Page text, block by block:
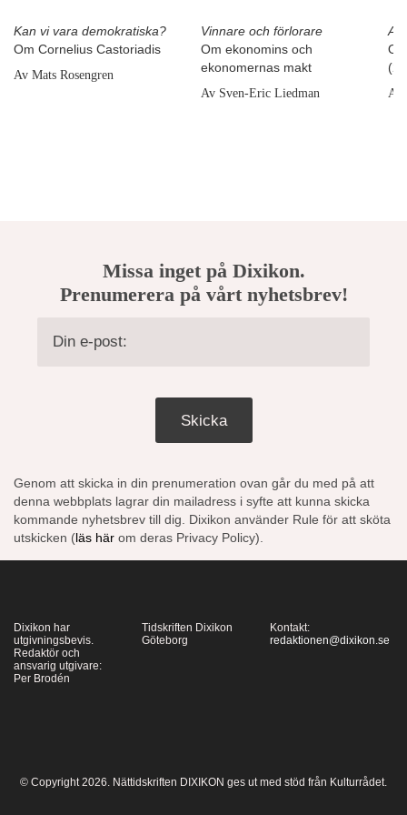
Kan vi vara demokratiska?
Om Cornelius Castoriadis
Av Mats Rosengren
Vinnare och förlorare
Om ekonomins och
ekonomernas makt
Av Sven-Eric Liedman
Att
(2)
Av
Missa inget på Dixikon.
Prenumerera på vårt nyhetsbrev!
Skicka
Genom att skicka in din prenumeration ovan går du med på att
denna webbplats lagrar din mailadress i syfte att kunna skicka
kommande nyhetsbrev till dig. Dixikon använder Rule för att sköta
utskicken (läs härom deras Privacy Policy).
Dixikon har
utgivningsbevis.
Redaktör och
ansvarig utgivare:
Per Brodén
Tidskriften Dixikon
Göteborg
Kontakt:
redaktionen@dixikon.se
© Copyright 2026. Nättidskriften DIXIKON ges ut med stöd från Kulturrådet.